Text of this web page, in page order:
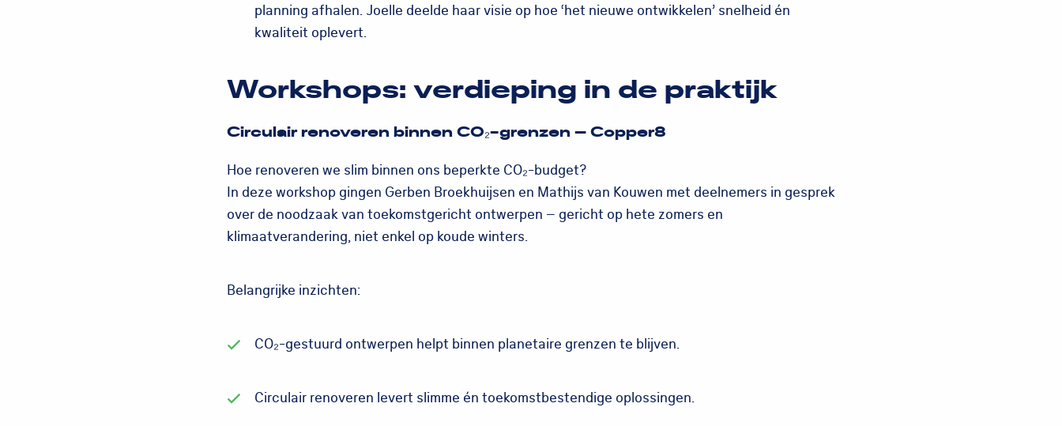
planning afhalen. Joelle deelde haar visie op hoe ‘het nieuwe ontwikkelen’ snelheid én
kwaliteit oplevert.
Workshops: verdieping in de praktijk
Circulair renoveren binnen CO₂-grenzen – Copper8
Hoe renoveren we slim binnen ons beperkte CO₂-budget?
In deze workshop gingen Gerben Broekhuijsen en Mathijs van Kouwen met deelnemers in gesprek
over de noodzaak van toekomstgericht ontwerpen – gericht op hete zomers en
klimaatverandering, niet enkel op koude winters.
Belangrijke inzichten:
CO₂-gestuurd ontwerpen helpt binnen planetaire grenzen te blijven.
Circulair renoveren levert slimme én toekomstbestendige oplossingen.